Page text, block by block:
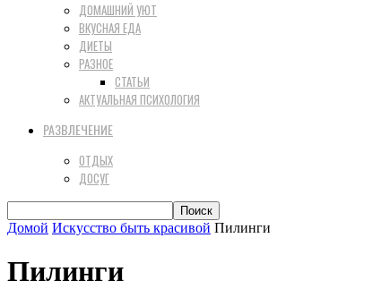
ДОМАШНИЙ УЮТ
ВКУСНАЯ ЕДА
ДИЕТЫ
РАЗНОЕ
СТАТЬИ
АКТУАЛЬНАЯ ПСИХОЛОГИЯ
РАЗВЛЕЧЕНИЕ
ОТДЫХ
ДОСУГ
Домой Искусство быть красивой Пилинги
Пилинги